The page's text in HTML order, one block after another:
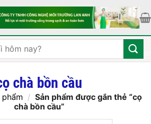
chà bồn cầu
phẩm / Sản phẩm được gắn thẻ “cọ
chà bồn cầu”